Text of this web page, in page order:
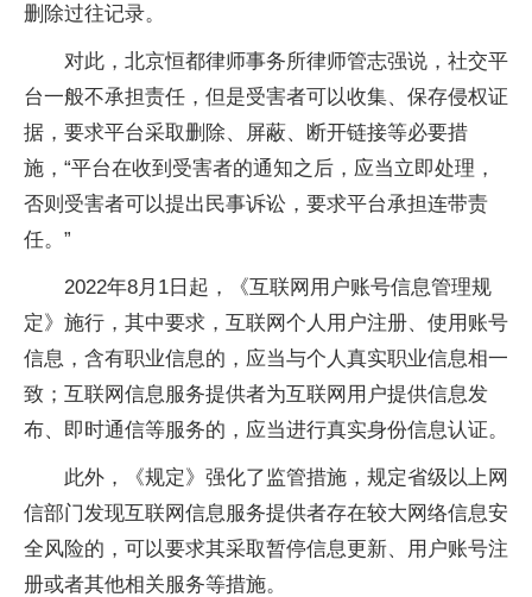
删除过往记录。
对此，北京恒都律师事务所律师管志强说，社交平
台一般不承担责任，但是受害者可以收集、保存侵权证
据，要求平台采取删除、屏蔽、断开链接等必要措
施，“平台在收到受害者的通知之后，应当立即处理，
否则受害者可以提出民事诉讼，要求平台承担连带责
任。”
2022年8月1日起，《互联网用户账号信息管理规
定》施行，其中要求，互联网个人用户注册、使用账号
信息，含有职业信息的，应当与个人真实职业信息相一
致；互联网信息服务提供者为互联网用户提供信息发
布、即时通信等服务的，应当进行真实身份信息认证。
此外，《规定》强化了监管措施，规定省级以上网
信部门发现互联网信息服务提供者存在较大网络信息安
全风险的，可以要求其采取暂停信息更新、用户账号注
册或者其他相关服务等措施。